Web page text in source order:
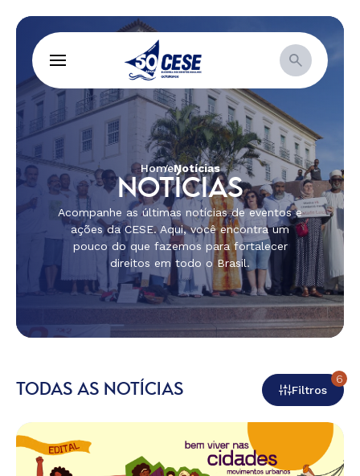
HomeNotícias
NOTÍCIAS
Acompanhe as últimas notícias de eventos e
ações da CESE. Aqui, você encontra um
pouco do que fazemos para fortalecer
direitos em todo o Brasil.
TODAS AS NOTÍCIAS Filtros
6